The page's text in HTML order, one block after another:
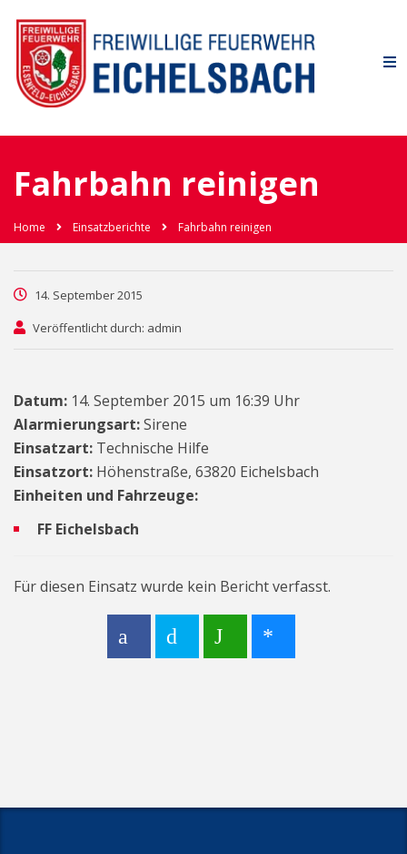
Fahrbahn reinigen
Home Einsatzberichte Fahrbahn reinigen
14. September 2015
Veröffentlicht durch: admin
Datum: 14. September 2015 um 16:39 Uhr
Alarmierungsart:Sirene
Einsatzart: Technische Hilfe
Einsatzort: Höhenstraße, 63820 Eichelsbach
Einheiten und Fahrzeuge:
FF Eichelsbach
Für diesen Einsatz wurde kein Bericht verfasst.